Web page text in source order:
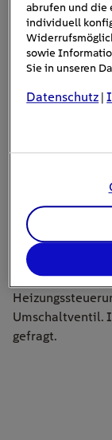
Wenn die
kleines
Tipp:
Wenn die
Warmwasser
Umschaltventil.
gefragt.
abrufen und die
individuell
sowie
Sie in unseren
Datenschutz |